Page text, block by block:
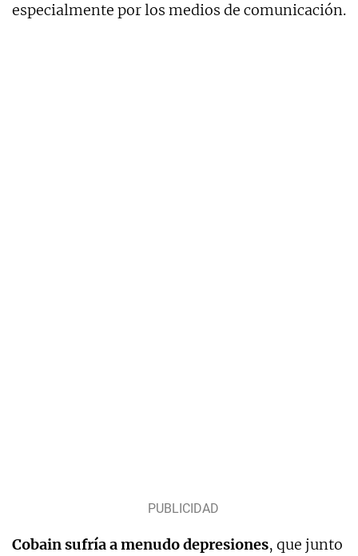
especialmente por los medios de comunicación.
Cobain sufría a menudo depresiones, que junto